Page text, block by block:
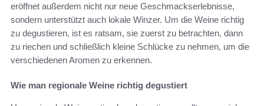
eröffnet außerdem nicht nur neue Geschmackserlebnisse,
sondern unterstützt auch lokale Winzer. Um die Weine richtig
zu degustieren, ist es ratsam, sie zuerst zu betrachten, dann
zu riechen und schließlich kleine Schlücke zu nehmen, um die
verschiedenen Aromen zu erkennen.
Wie man regionale Weine richtig degustiert